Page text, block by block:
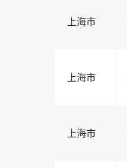
上海市
上海市
上海市